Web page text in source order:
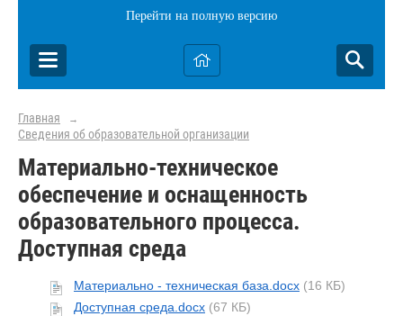
Перейти на полную версию
Главная →
Сведения об образовательной организации
Материально-техническое
обеспечение и оснащенность
образовательного процесса.
Доступная среда
Материально - техническая база.docx (16 КБ)
Доступная среда.docx (67 КБ)